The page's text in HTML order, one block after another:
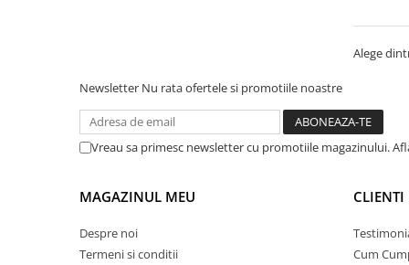
Ventile liniare
Ventile electromagnetice
Termostate aplicatii industriale
Accesorii pentru echipamente
industriale
Alege
Newsletter Nu rata ofertele si promotiile noastre
Vreau sa primesc newsletter cu promotiile magazinului.
MAGAZINUL MEU
Despre noi
Termeni si conditii
CLIENTI
Cum